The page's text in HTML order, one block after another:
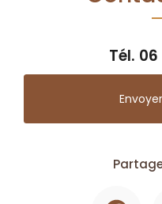
Tél. 06